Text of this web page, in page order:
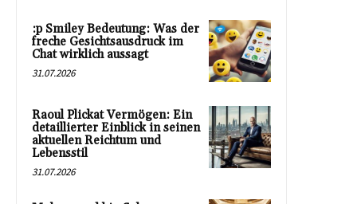
:p Smiley Bedeutung: Was der
freche Gesichtsausdruck im
Chat wirklich aussagt
31.07.2026
Raoul Plickat Vermögen: Ein
detaillierter Einblick in seinen
aktuellen Reichtum und
Lebensstil
31.07.2026